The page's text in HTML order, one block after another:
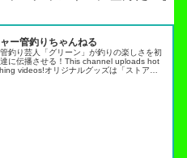
ー管釣りちゃんねる
釣り芸人「グリーン」が釣りの楽しさを初
に伝播させる！This channel uploads hot
videos!オリジナルグッズは「ストア」